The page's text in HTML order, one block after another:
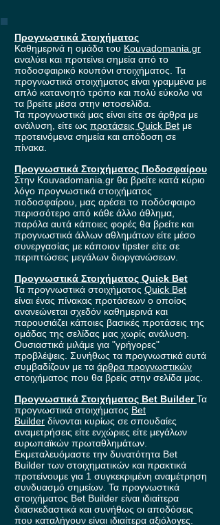
Προγνωστικά Στοιχήματος
Καθημερινά η ομάδα του Kouvadomania.gr
αναλύει και προτείνει σημεία από το
ποδοσφαιρικό κουπόνι στοιχήματος. Τα
προγνωστικά στοιχήματος είναι γραμμένα με
απλό κατανοητό τρόπο και πολύ εύκολο να
τα βρείτε μέσα στην ιστοσελίδα.
Τα προγνωστικά μας είναι είτε σε άρθρα με
ανάλυση, είτε ως προτάσεις Quick Bet με
προτεινόμενα σημεία και απόδοση σε
πίνακα.
Προγνωστικά Στοιχήματος Ποδοσφαίρου
Στην Kouvadomania.gr θα βρείτε κατά κύριο
λόγο προγνωστικά στοιχήματος
ποδοσφαίρου, μας αρέσει το ποδόσφαιρο
περισσότερο από κάθε άλλο άθλημα,
παρόλα αυτά κάποιες φορές θα βρείτε και
προγνωστικά άλλων αθλημάτων είτε μέσο
συνεργασίας με κάποιον tipster είτε σε
περιπτώσεις μεγάλων διοργανώσεων.
Προγνωστικά Στοιχήματος Quick Bet
Τα προγνωστικά στοιχήματος Quick Bet
είναι ένας πίνακας προτάσεων ο οποίος
ανανεώνεται σχεδόν καθημερινά και
παρουσιάζει κάποιες βασικές προτάσεις της
ομάδας της σελίδας μας χωρίς ανάλυση.
Ουσιαστικά μιλάμε για "γρήγορες"
προβλέψεις. Συνήθως τα προγνωστικά αυτά
συμβαδίζουν με τα άρθρα προγνωστικών
στοιχήματος που θα βρείς στην σελίδα μας.
Προγνωστικά Στοιχήματος Bet BuilderΤα
προγνωστικά στοιχήματος Bet
Builder δίνονται κυρίως σε σπουδαίες
αναμετρήσεις είτε ενχώριες είτε μεγάλων
ευρωπαϊκών πρωταθλημάτων.
Εκμεταλευόμαστε την δυνατότητα Bet
Builder των στοιχηματικών και πρακτικά
προτείνουμε για 1 συγκεκριμένη αναμέτρηση
συνδυασμό σημείων. Τα προγνωστικά
στοιχήματος Bet Builder είναι ιδιαίτερα
διασκεδαστικά και συνήθως οι αποδόσεις
που καταλήγουν είναι ιδιαίτερα αξιόλογες.